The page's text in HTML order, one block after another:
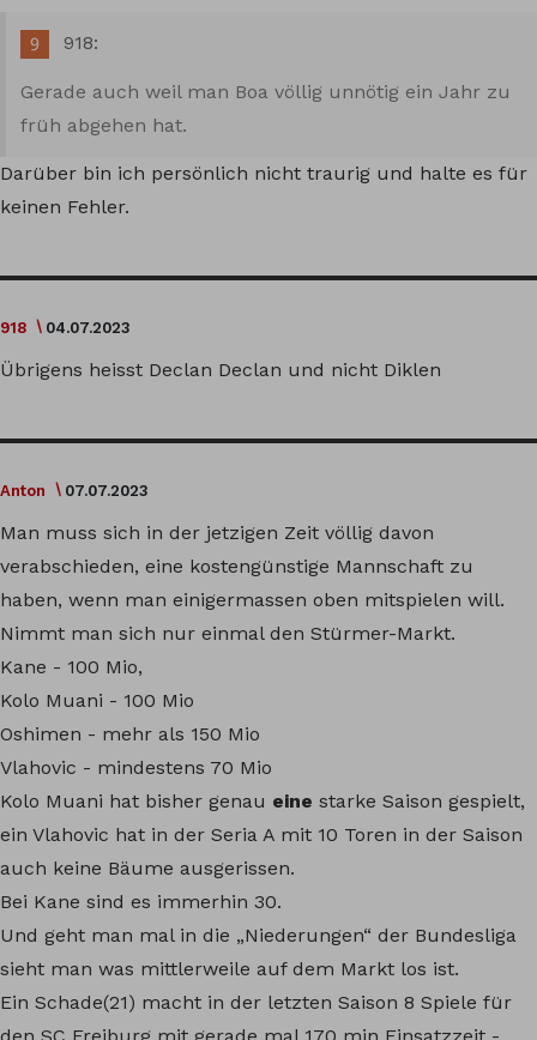
918:
Gerade auch weil man Boa völlig unnötig ein Jahr zu
früh abgehen hat.
Darüber bin ich persönlich nicht traurig und halte es für
keinen Fehler.
918 04.07.2023
Übrigens heisst Declan Declan und nicht Diklen
Anton 07.07.2023
Man muss sich in der jetzigen Zeit völlig davon
verabschieden, eine kostengünstige Mannschaft zu
haben, wenn man einigermassen oben mitspielen will.
Nimmt man sich nur einmal den Stürmer-Markt.
Kane - 100 Mio,
Kolo Muani - 100 Mio
Oshimen - mehr als 150 Mio
Vlahovic - mindestens 70 Mio
Kolo Muani hat bisher genau eine starke Saison gespielt,
ein Vlahovic hat in der Seria A mit 10 Toren in der Saison
auch keine Bäume ausgerissen.
Bei Kane sind es immerhin 30.
Und geht man mal in die „Niederungen“ der Bundesliga
sieht man was mittlerweile auf dem Markt los ist.
Ein Schade(21) macht in der letzten Saison 8 Spiele für